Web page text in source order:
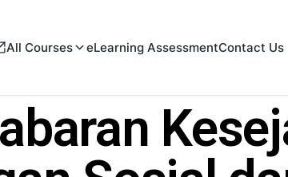
All Courses eLearning AssessmentContact Us